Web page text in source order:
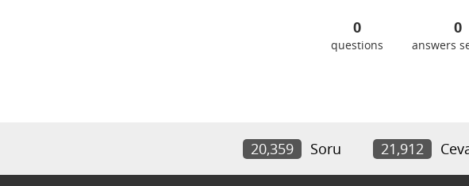
0
questions
0
answers
20,359 Soru 21,912